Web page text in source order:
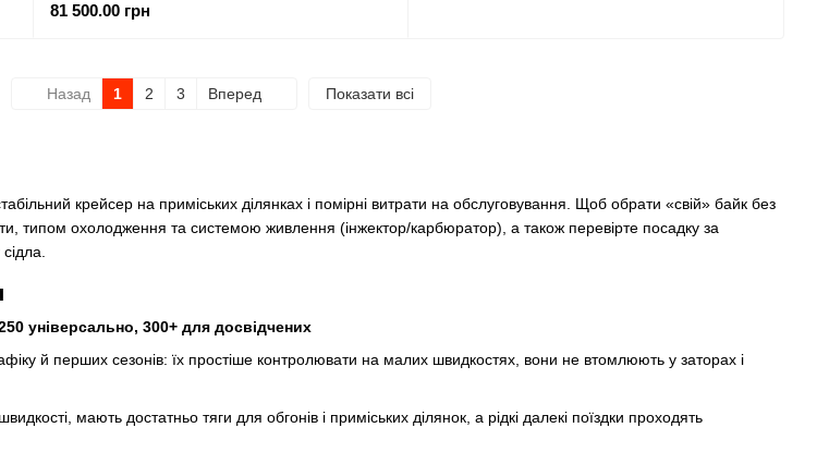
крейсер на приміських ділянках і помірні витрати на обслуговування. Щоб обрати «свій» байк без
типом охолодження та системою живлення (інжектор/карбюратор), а також перевірте посадку за
універсально, 300+ для досвідчених
й перших сезонів: їх простіше контролювати на малих швидкостях, вони не втомлюють у заторах і
мають достатньо тяги для обгонів і приміських ділянок, а рідкі далекі поїздки проходять
81 500.00 грн
Назад 1 2 3 Вперед Показати всі